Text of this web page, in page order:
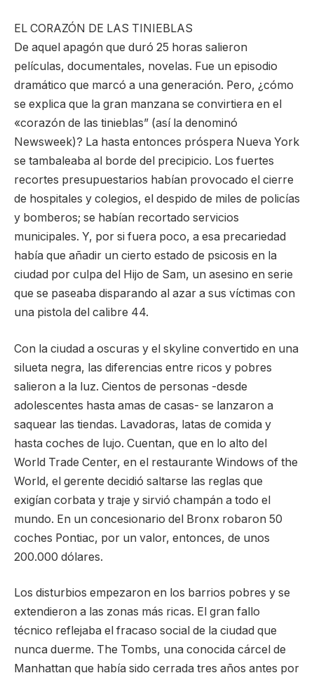
EL CORAZÓN DE LAS TINIEBLAS
De aquel apagón que duró 25 horas salieron
películas, documentales, novelas. Fue un episodio
dramático que marcó a una generación. Pero, ¿cómo
se explica que la gran manzana se convirtiera en el
«corazón de las tinieblas” (así la denominó
Newsweek)? La hasta entonces próspera Nueva York
se tambaleaba al borde del precipicio. Los fuertes
recortes presupuestarios habían provocado el cierre
de hospitales y colegios, el despido de miles de policías
y bomberos; se habían recortado servicios
municipales. Y, por si fuera poco, a esa precariedad
había que añadir un cierto estado de psicosis en la
ciudad por culpa del Hijo de Sam, un asesino en serie
que se paseaba disparando al azar a sus víctimas con
una pistola del calibre 44.
Con la ciudad a oscuras y el skyline convertido en una
silueta negra, las diferencias entre ricos y pobres
salieron a la luz. Cientos de personas -desde
adolescentes hasta amas de casas- se lanzaron a
saquear las tiendas. Lavadoras, latas de comida y
hasta coches de lujo. Cuentan, que en lo alto del
World Trade Center, en el restaurante Windows of the
World, el gerente decidió saltarse las reglas que
exigían corbata y traje y sirvió champán a todo el
mundo. En un concesionario del Bronx robaron 50
coches Pontiac, por un valor, entonces, de unos
200.000 dólares.
Los disturbios empezaron en los barrios pobres y se
extendieron a las zonas más ricas. El gran fallo
técnico reflejaba el fracaso social de la ciudad que
nunca duerme. The Tombs, una conocida cárcel de
Manhattan que había sido cerrada tres años antes por